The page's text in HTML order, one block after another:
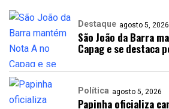
Destaque agosto 5, 2026
São João da Barra
Capag e se destaca
Política agosto 5, 2026
Papinha oficializa